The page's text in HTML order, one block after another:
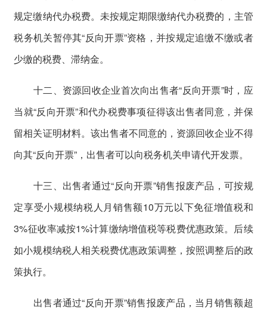
规定缴纳代办税费。未按规定期限缴纳代办税费的，主管
税务机关暂停其“反向开票”资格，并按规定追缴不缴或者
少缴的税费、滞纳金。
十二、资源回收企业首次向出售者“反向开票”时，应
当就“反向开票”和代办税费事项征得该出售者同意，并保
留相关证明材料。该出售者不同意的，资源回收企业不得
向其“反向开票”，出售者可以向税务机关申请代开发票。
十三、出售者通过“反向开票”销售报废产品，可按规
定享受小规模纳税人月销售额10万元以下免征增值税和
3%征收率减按1%计算缴纳增值税等税费优惠政策。后续
如小规模纳税人相关税费优惠政策调整，按照调整后的政
策执行。
出售者通过“反向开票”销售报废产品，当月销售额超